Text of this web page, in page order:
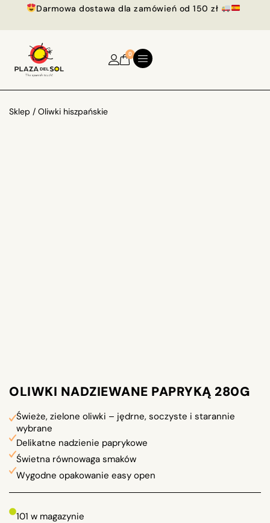
Darmowa dostawa dla zamówień od 150 zł
0
Sklep / Oliwki hiszpańskie
OLIWKI NADZIEWANE PAPRYKĄ 280G
Świeże, zielone oliwki – jędrne, soczyste i starannie
wybrane
Delikatne nadzienie paprykowe
Świetna równowaga smaków
Wygodne opakowanie easy open
101 w magazynie